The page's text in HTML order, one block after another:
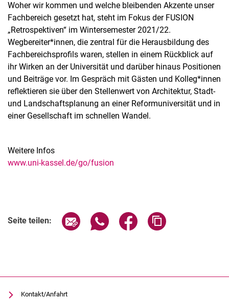
Woher wir kommen und welche bleibenden Akzente unser
Fachbereich gesetzt hat, steht im Fokus der FUSION
„Retrospektiven“ im Wintersemester 2021/22.
Wegbereiter*innen, die zentral für die Herausbildung des
Fachbereichsprofils waren, stellen in einem Rückblick auf
ihr Wirken an der Universität und darüber hinaus Positionen
und Beiträge vor. Im Gespräch mit Gästen und Kolleg*innen
reflektieren sie über den Stellenwert von Architektur, Stadt-
und Landschaftsplanung an einer Reformuniversität und in
einer Gesellschaft im schnellen Wandel.
Weitere Infos
www.uni-kassel.de/go/fusion
Seite teilen: Seite über E-Mail teilen
Seite über WhatsApp teilen
Seite über Facebook
Kontakt/Anfahrt